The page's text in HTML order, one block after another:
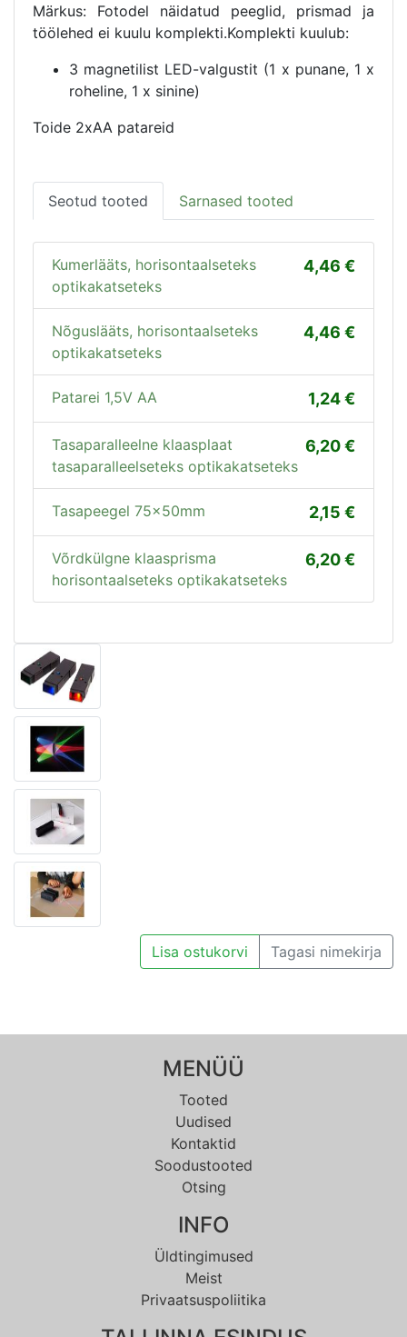
Märkus: Fotodel näidatud peeglid, prismad ja
töölehed ei kuulu komplekti.Komplekti kuulub:
3 magnetilist LED-valgustit (1 x punane, 1 x
roheline, 1 x sinine)
Toide 2xAA patareid
Seotud tooted Sarnased tooted
4,46
Kumerlääts, horisontaalseteks
optikakatseteks
4,46
Nõguslääts, horisontaalseteks
optikakatseteks
1,24
Patarei 1,5V AA
6,20
Tasaparalleelne klaasplaat
tasaparalleelseteks optikakatseteks
2,15
Tasapeegel 75x50mm
6,20
Võrdkülgne klaasprisma
horisontaalseteks optikakatseteks
Lisa ostukorvi Tagasi nimekirja
MENÜÜ
Tooted
Uudised
Kontaktid
Soodustooted
Otsing
INFO
Üldtingimused
Meist
Privaatsuspoliitika